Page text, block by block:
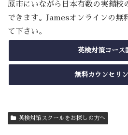
原市にいながら日本有数の実績校
できます。Jamesオンラインの無
て下さい。
英検対策コース
無料カウンセリ
英検対策スクールをお探しの方へ